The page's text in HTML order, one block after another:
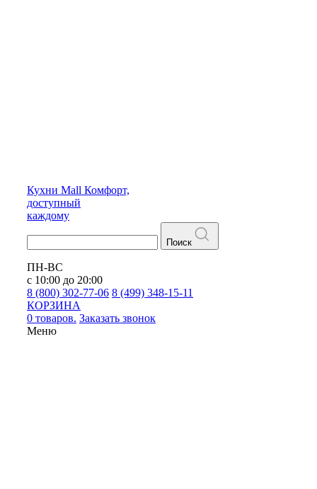
Кухни Mall Комфорт,
доступный
каждому
Поиск
ПН-ВС
с 10:00 до 20:00
8 (800) 302-77-06 8 (499) 348-15-11
КОРЗИНА
0 товаров. Заказать звонок
Меню